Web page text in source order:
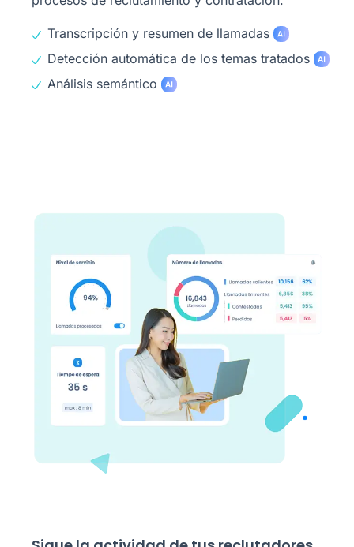
Transcripción y resumen de llamadas
Detección automática de los temas tratados
Análisis semántico